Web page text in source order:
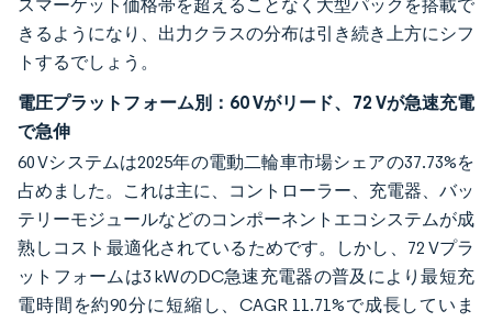
スマーケット価格帯を超えることなく大型パックを搭載で
きるようになり、出力クラスの分布は引き続き上方にシフ
トするでしょう。
電圧プラットフォーム別：60 Vがリード、72 Vが急速充電
で急伸
60 Vシステムは2025年の電動二輪車市場シェアの37.73%を
占めました。これは主に、コントローラー、充電器、バッ
テリーモジュールなどのコンポーネントエコシステムが成
熟しコスト最適化されているためです。しかし、72 Vプラ
ットフォームは3 kWのDC急速充電器の普及により最短充
電時間を約90分に短縮し、CAGR 11.71%で成長していま